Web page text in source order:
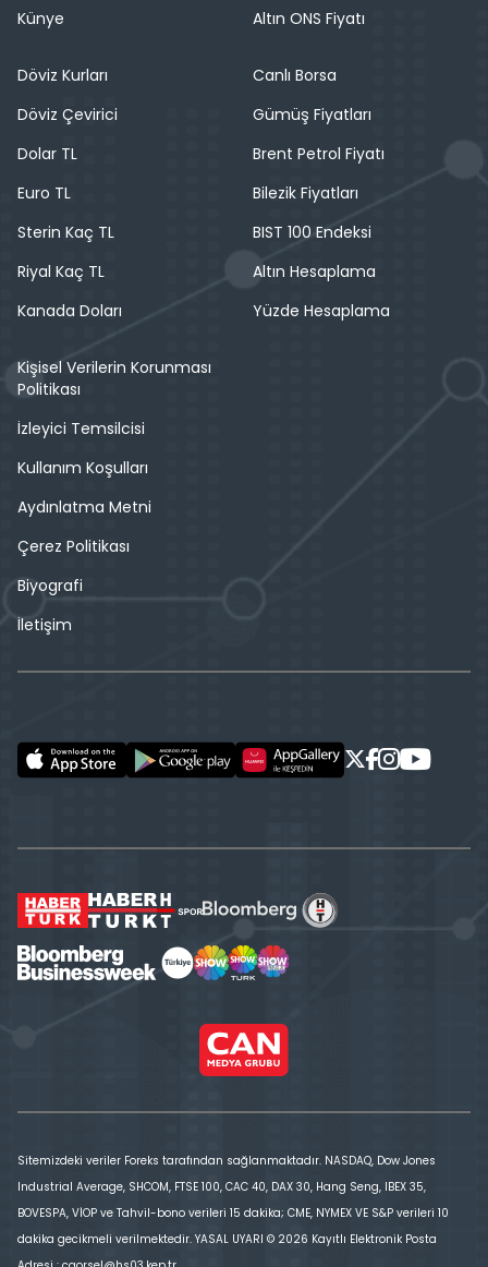
Künye
Altın ONS Fiyatı
Döviz Kurları
Döviz Çevirici
Dolar TL
Euro TL
Sterin Kaç TL
Riyal Kaç TL
Kanada Doları
Canlı Borsa
Gümüş Fiyatları
Brent Petrol Fiyatı
Bilezik Fiyatları
BIST 100 Endeksi
Altın Hesaplama
Yüzde Hesaplama
Kişisel Verilerin Korunması
Politikası
İzleyici Temsilcisi
Kullanım Koşulları
Aydınlatma Metni
Çerez Politikası
Biyografi
İletişim
Sitemizdeki veriler Foreks tarafından sağlanmaktadır. NASDAQ, Dow Jones
Industrial Average, SHCOM, FTSE 100, CAC 40, DAX 30, Hang Seng, IBEX 35,
BOVESPA, VİOP ve Tahvil-bono verileri 15 dakika; CME, NYMEX VE S&P verileri 10
dakika gecikmeli verilmektedir. YASAL UYARI © 2026 Kayıtlı Elektronik Posta